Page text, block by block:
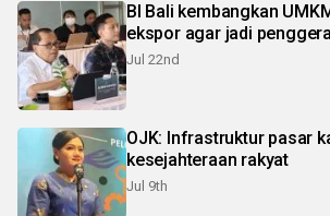
BI Bali kembangkan
ekspor agar jadi
Jul 22nd
OJK: Infrastruktur pasar
kesejahteraan rakyat
Jul 9th